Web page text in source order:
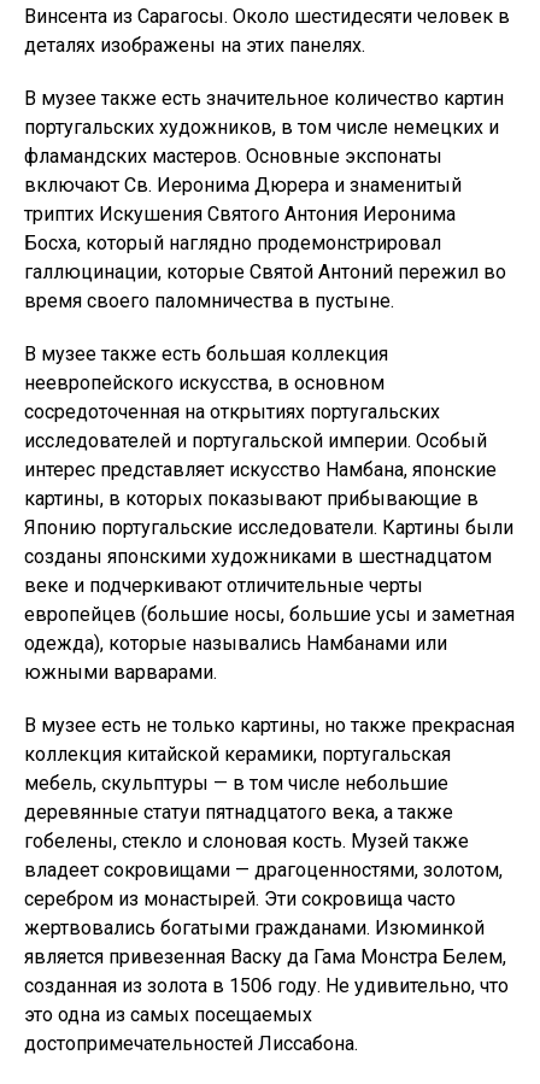
Винсента из Сарагосы. Около шестидесяти человек в
деталях изображены на этих панелях.
В музее также есть значительное количество картин
португальских художников, в том числе немецких и
фламандских мастеров. Основные экспонаты
включают Св. Иеронима Дюрера и знаменитый
триптих Искушения Святого Антония Иеронима
Босха, который наглядно продемонстрировал
галлюцинации, которые Святой Антоний пережил во
время своего паломничества в пустыне.
В музее также есть большая коллекция
неевропейского искусства, в основном
сосредоточенная на открытиях португальских
исследователей и португальской империи. Особый
интерес представляет искусство Намбана, японские
картины, в которых показывают прибывающие в
Японию португальские исследователи. Картины были
созданы японскими художниками в шестнадцатом
веке и подчеркивают отличительные черты
европейцев (большие носы, большие усы и заметная
одежда), которые назывались Намбанами или
южными варварами.
В музее есть не только картины, но также прекрасная
коллекция китайской керамики, португальская
мебель, скульптуры — в том числе небольшие
деревянные статуи пятнадцатого века, а также
гобелены, стекло и слоновая кость. Музей также
владеет сокровищами — драгоценностями, золотом,
серебром из монастырей. Эти сокровища часто
жертвовались богатыми гражданами. Изюминкой
является привезенная Васку да Гама Монстра Белем,
созданная из золота в 1506 году. Не удивительно, что
это одна из самых посещаемых
достопримечательностей Лиссабона.